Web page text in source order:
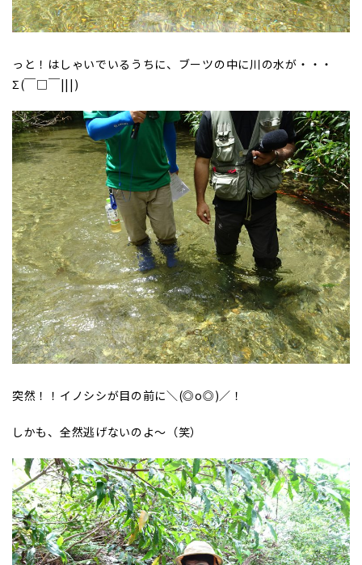
っと！はしゃいでいるうちに、ブーツの中に川の水が・・・
Σ(￣□￣|||)
突然！！イノシシが目の前に＼(◎o◎)／！
しかも、全然逃げないのよ～（笑）